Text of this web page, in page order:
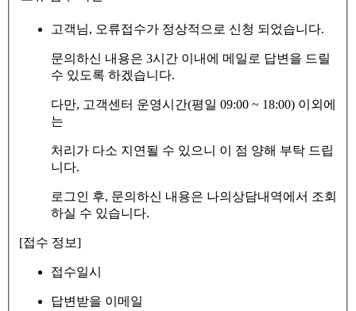
고객님, 오류접수가 정상적으로 신청 되었습니다.
문의하신 내용은 3시간 이내에 메일로 답변을 드릴
수 있도록 하겠습니다.
다만, 고객센터 운영시간(평일 09:00 ~ 18:00) 이외에
는
처리가 다소 지연될 수 있으니 이 점 양해 부탁 드립
니다.
로그인 후, 문의하신 내용은 나의상담내역에서 조회
하실 수 있습니다.
[접수 정보]
접수일시
답변받을 이메일